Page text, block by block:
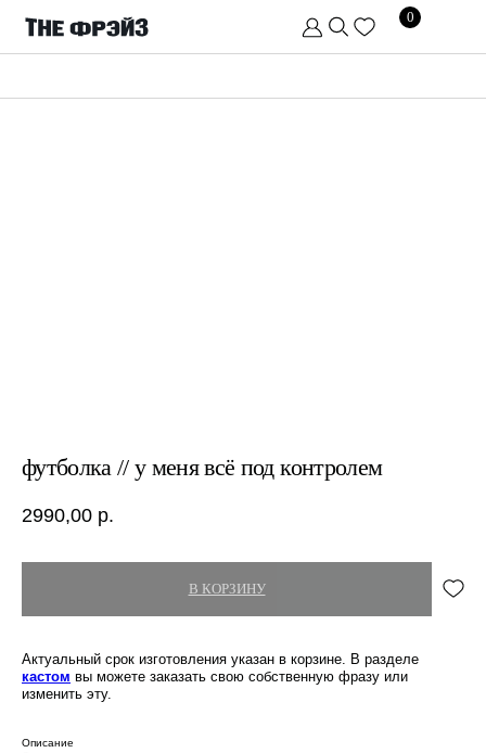
0
футболка // у меня всё под контролем
2990,00 р.
В КОРЗИНУ
Актуальный срок изготовления указан в корзине. В разделе
кастом вы можете заказать свою собственную фразу или
изменить эту.
Описание